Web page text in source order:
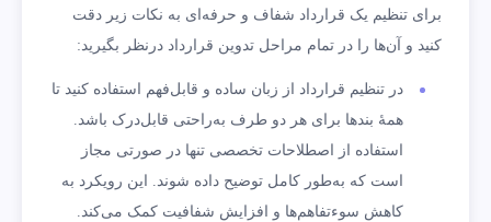
برای تنظیم یک قرارداد شفاف و حرفه‌ای به نکات زیر دقت
کنید و آن‌ها را در تمام مراحل تدوین قرارداد درنظر بگیرید:
در تنظیم قرارداد از زبان ساده و قابل‌فهم استفاده کنید تا
همۀ بندها برای هر دو طرف به‌راحتی قابل‌درک باشد.
استفاده از اصطلاحات تخصصی تنها در صورتی مجاز
است که به‌طور کامل توضیح داده شوند. این رویکرد به
کاهش سوءتفاهم‌ها و افزایش شفافیت کمک می‌کند.